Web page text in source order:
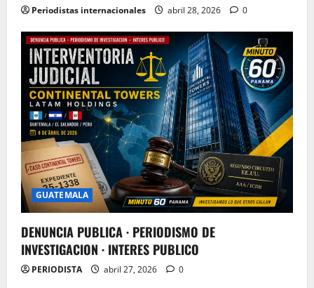
Periodistas internacionales abril 28, 2026 0
GUATEMALA
DENUNCIA PUBLICA · PERIODISMO DE
INVESTIGACION · INTERES PUBLICO
PERIODISTA abril 27, 2026 0